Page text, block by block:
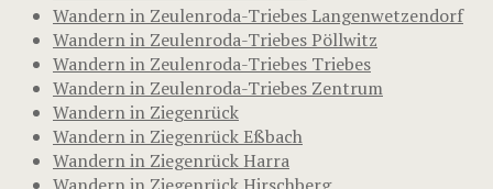
Wandern in Zeulenroda-Triebes Langenwetzendorf
Wandern in Zeulenroda-Triebes Pöllwitz
Wandern in Zeulenroda-Triebes Triebes
Wandern in Zeulenroda-Triebes Zentrum
Wandern in Ziegenrück
Wandern in Ziegenrück Eßbach
Wandern in Ziegenrück Harra